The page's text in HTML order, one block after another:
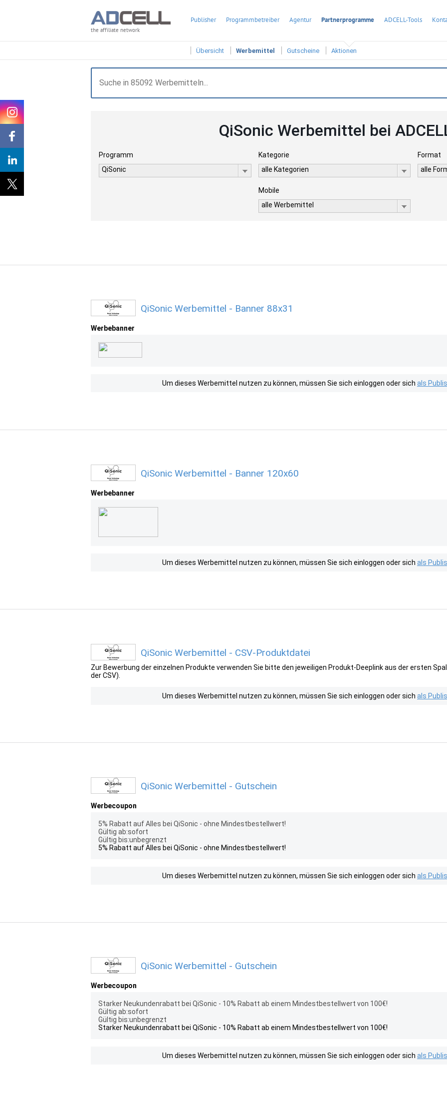
the affiliate network
Publisher Programmbetreiber Agentur Partnerprogramme ADCELL-Tools
Übersicht Werbemittel Gutscheine Aktionen
QiSonic Werbemittel bei
Programm
QiSonic
Kategorie
alle Kategorien
Format
alle
Mobile
alle Werbemittel
QiSonic Werbemittel - Banner 88x31
Werbebanner
Um dieses Werbemittel nutzen zu können, müssen Sie sich einloggen oder sich als
QiSonic Werbemittel - Banner 120x60
Werbebanner
Um dieses Werbemittel nutzen zu können, müssen Sie sich einloggen oder sich als
QiSonic Werbemittel - CSV-Produktdatei
Zur Bewerbung der einzelnen Produkte verwenden Sie bitte den jeweiligen Produkt-Deeplink aus der ersten
der CSV).
Um dieses Werbemittel nutzen zu können, müssen Sie sich einloggen oder sich als
QiSonic Werbemittel - Gutschein
Werbecoupon
5% Rabatt auf Alles bei QiSonic - ohne Mindestbestellwert!
Gültig ab:sofort
Gültig bis:unbegrenzt
5% Rabatt auf Alles bei QiSonic - ohne Mindestbestellwert!
Um dieses Werbemittel nutzen zu können, müssen Sie sich einloggen oder sich als
QiSonic Werbemittel - Gutschein
Werbecoupon
Starker Neukundenrabatt bei QiSonic - 10% Rabatt ab einem Mindestbestellwert von 100€!
Gültig ab:sofort
Gültig bis:unbegrenzt
Starker Neukundenrabatt bei QiSonic - 10% Rabatt ab einem Mindestbestellwert von 100€!
Um dieses Werbemittel nutzen zu können, müssen Sie sich einloggen oder sich als